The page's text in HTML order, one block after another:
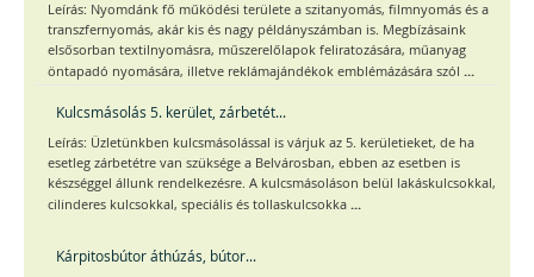
Leírás: Nyomdánk fő működési területe a szitanyomás, filmnyomás és a
transzfernyomás, akár kis és nagy példányszámban is. Megbízásaink
elsősorban textilnyomásra, műszerelőlapok feliratozására, műanyag
öntapadó nyomására, illetve reklámajándékok emblémázására szól ...
Kulcsmásolás 5. kerület, zárbetét...
Leírás: Üzletünkben kulcsmásolással is várjuk az 5. kerületieket, de ha
esetleg zárbetétre van szüksége a Belvárosban, ebben az esetben is
készséggel állunk rendelkezésre. A kulcsmásoláson belül lakáskulcsokkal,
cilinderes kulcsokkal, speciális és tollaskulcsokka ...
Kárpitosbútor áthúzás, bútor...